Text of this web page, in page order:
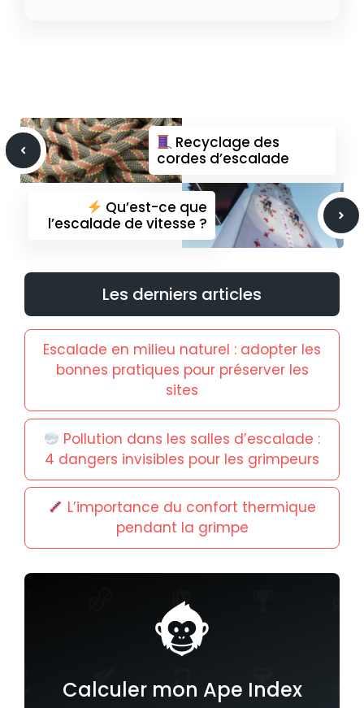
Recyclage des
cordes d’escalade
Qu’est-ce que
l’escalade de vitesse ?
Les derniers articles
Escalade en milieu naturel : adopter les
bonnes pratiques pour préserver les
sites
Pollution dans les salles d’escalade :
4 dangers invisibles pour les grimpeurs
L’importance du confort thermique
pendant la grimpe
Calculer mon Ape Index